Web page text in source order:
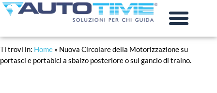
Ti trovi in: Home » Nuova Circolare della Motorizzazione su
portasci e portabici a sbalzo posteriore o sul gancio di traino.